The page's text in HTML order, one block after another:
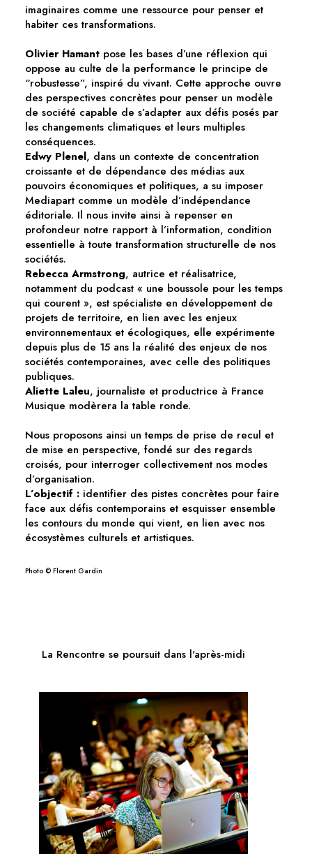
imaginaires comme une ressource pour penser et
habiter ces transformations.
Olivier Hamant pose les bases d’une réflexion qui
oppose au culte de la performance le principe de
“robustesse”, inspiré du vivant. Cette approche ouvre
des perspectives concrètes pour penser un modèle
de société capable de s’adapter aux défis posés par
les changements climatiques et leurs multiples
conséquences.
Edwy Plenel, dans un contexte de concentration
croissante et de dépendance des médias aux
pouvoirs économiques et politiques, a su imposer
Mediapart comme un modèle d’indépendance
éditoriale. Il nous invite ainsi à repenser en
profondeur notre rapport à l’information, condition
essentielle à toute transformation structurelle de nos
sociétés.
Rebecca Armstrong, autrice et réalisatrice,
notamment du podcast « une boussole pour les temps
qui courent », est spécialiste en développement de
projets de territoire, en lien avec les enjeux
environnementaux et écologiques, elle expérimente
depuis plus de 15 ans la réalité des enjeux de nos
sociétés contemporaines, avec celle des politiques
publiques.
Aliette Laleu, journaliste et productrice à France
Musique modèrera la table ronde.
Nous proposons ainsi un temps de prise de recul et
de mise en perspective, fondé sur des regards
croisés, pour interroger collectivement nos modes
d’organisation.
L’objectif : identifier des pistes concrètes pour faire
face aux défis contemporains et esquisser ensemble
les contours du monde qui vient, en lien avec nos
écosystèmes culturels et artistiques.
Photo © Florent Gardin
La Rencontre se poursuit dans l'après-midi